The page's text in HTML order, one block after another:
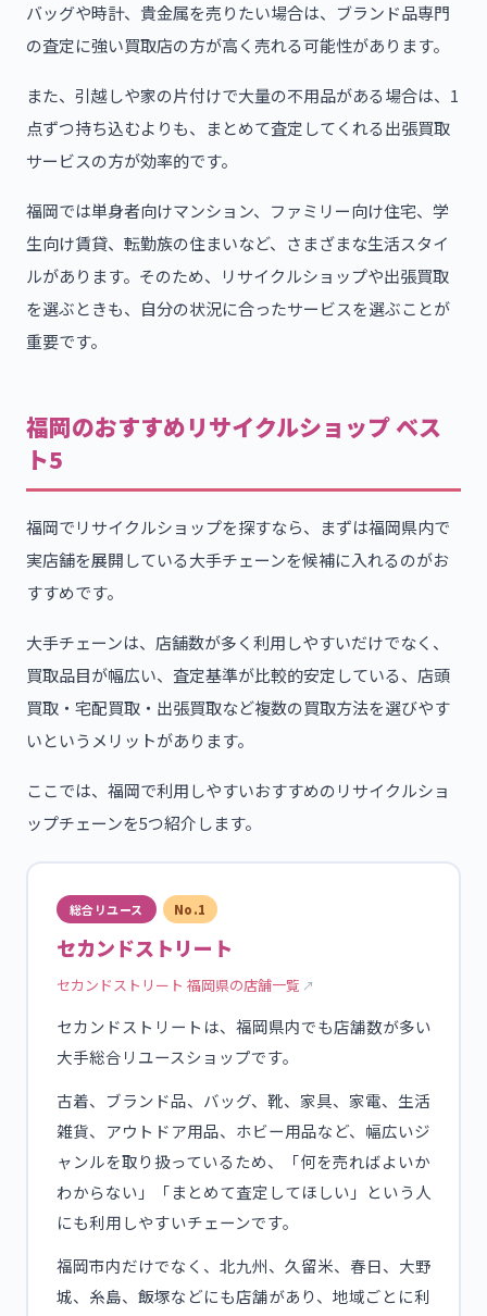
バッグや時計、貴金属を売りたい場合は、ブランド品専門
の査定に強い買取店の方が高く売れる可能性があります。
また、引越しや家の片付けで大量の不用品がある場合は、1
点ずつ持ち込むよりも、まとめて査定してくれる出張買取
サービスの方が効率的です。
福岡では単身者向けマンション、ファミリー向け住宅、学
生向け賃貸、転勤族の住まいなど、さまざまな生活スタイ
ルがあります。そのため、リサイクルショップや出張買取
を選ぶときも、自分の状況に合ったサービスを選ぶことが
重要です。
福岡のおすすめリサイクルショップ ベス
ト5
福岡でリサイクルショップを探すなら、まずは福岡県内で
実店舗を展開している大手チェーンを候補に入れるのがお
すすめです。
大手チェーンは、店舗数が多く利用しやすいだけでなく、
買取品目が幅広い、査定基準が比較的安定している、店頭
買取・宅配買取・出張買取など複数の買取方法を選びやす
いというメリットがあります。
ここでは、福岡で利用しやすいおすすめのリサイクルショ
ップチェーンを5つ紹介します。
総合リユース No.1
セカンドストリート
セカンドストリート 福岡県の店舗一覧
セカンドストリートは、福岡県内でも店舗数が多い
大手総合リユースショップです。
古着、ブランド品、バッグ、靴、家具、家電、生活
雑貨、アウトドア用品、ホビー用品など、幅広いジ
ャンルを取り扱っているため、「何を売ればよいか
わからない」「まとめて査定してほしい」という人
にも利用しやすいチェーンです。
福岡市内だけでなく、北九州、久留米、春日、大野
城、糸島、飯塚などにも店舗があり、地域ごとに利